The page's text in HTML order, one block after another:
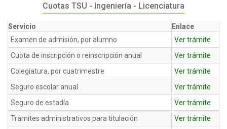
Cuotas TSU - Ingeniería - Licenciatura
Servicio
Enlace
Examen de admisión, por alumno
Ver trámite
Cuota de inscripción o reinscripción anual
Ver trámite
Colegiatura, por cuatrimestre
Ver trámite
Seguro escolar anual
Ver trámite
Seguro de estadía
Ver trámite
Trámites administrativos para titulación
Ver trámite